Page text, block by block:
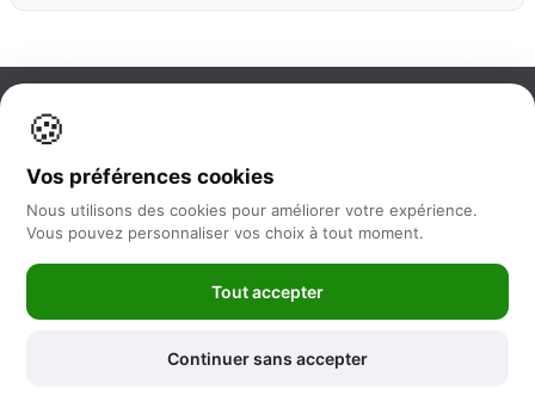
Information
Nos services
Newsletter
🍪
Vos préférences cookies
Nous utilisons des cookies pour améliorer votre expérience.
Vous pouvez personnaliser vos choix à tout moment.
Tout accepter
Continuer sans accepter